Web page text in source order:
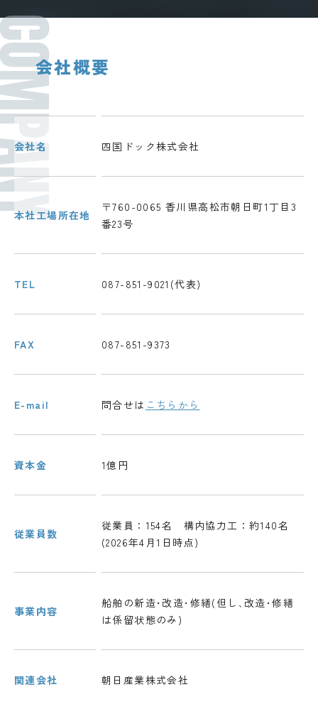
会社概要
会社名 四国ドック株式会社
本社工場所在地
〒760-0065 香川県高松市朝日町1丁目3
番23号
TEL 087-851-9021(代表)
FAX 087-851-9373
E-mail 問合せは こちらから
資本金 1億円
従業員数
従業員：154名 構内協力工：約140名
(2026年4月1日時点)
事業内容
船舶の新造･改造･修繕(但し､改造･修繕
は係留状態のみ)
関連会社 朝日産業株式会社